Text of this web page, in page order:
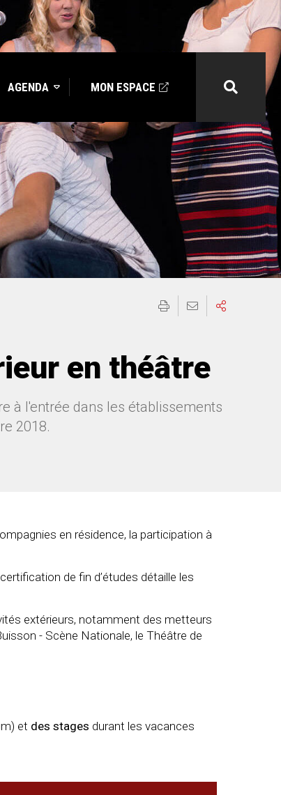
AGENDA MON ESPACE
en théâtre
à l'entrée dans les établissements
2018.
en résidence, la participation à
de fin d’études détaille les
extérieurs, notamment des metteurs
- Scène Nationale, le Théâtre de
et des stages durant les vacances